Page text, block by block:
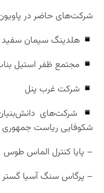
شرکت‌های حاضر در پاویون
هلدینگ سیمان
مجتمع ظفر استیل
شرکت غرب پنل
شرکت‌های
شکوفایی ریاست
– پایا کنترل الماس طوس
– پرگاس سنگ آسیا گستر